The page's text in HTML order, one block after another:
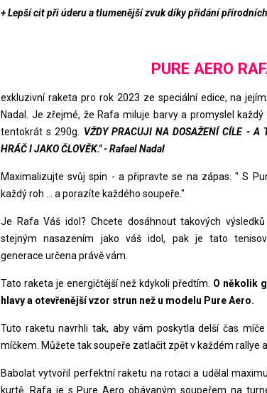
+ Lepší cit při úderu a tlumenější zvuk díky přidání
PURE AERO
exkluzivní raketa pro rok 2023 ze speciální edice, na
Nadal. Je zřejmé, že Rafa miluje barvy a promyslel
tentokrát s 290g. VŽDY PRACUJI NA DOSAŽENÍ CÍLE - A
HRÁČ I JAKO ČLOVĚK." - Rafael Nadal
Maximalizujte svůj spin - a připravte se na zápas. " S
každý roh ... a porazíte každého soupeře."
Je Rafa Váš idol? Chcete dosáhnout takových
stejným nasazením jako váš idol, pak je tato
generace určena právě vám.
Tato raketa je energičtější než kdykoli předtím. O několik
hlavy a otevřenější vzor strun než u modelu Pure Aero.
Tuto raketu navrhli tak, aby vám poskytla delší čas
míčkem. Můžete tak soupeře zatlačit zpět v každém rallye
Babolat vytvořil perfektní raketu na rotaci a udělal
kurtě.
Rafa je s Pure Aero obávaným soupeřem na